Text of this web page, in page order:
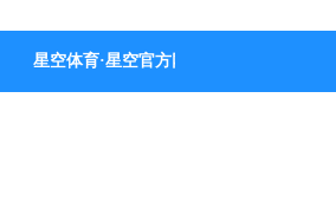
星空体育·星空官方网站-星空体育（中国）